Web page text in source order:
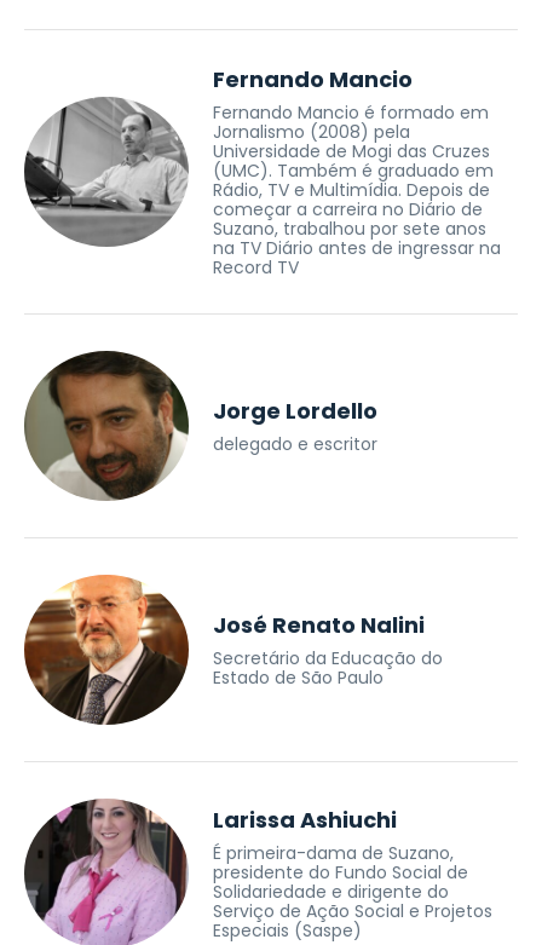
Fernando Mancio
Fernando Mancio é formado em
Jornalismo (2008) pela
Universidade de Mogi das Cruzes
(UMC). Também é graduado em
Rádio, TV e Multimídia. Depois de
começar a carreira no Diário de
Suzano, trabalhou por sete anos
na TV Diário antes de ingressar na
Record TV
Jorge Lordello
delegado e escritor
José Renato Nalini
Secretário da Educação do
Estado de São Paulo
Larissa Ashiuchi
É primeira-dama de Suzano,
presidente do Fundo Social de
Solidariedade e dirigente do
Serviço de Ação Social e Projetos
Especiais (Saspe)